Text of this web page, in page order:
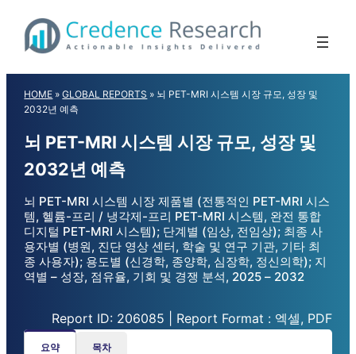
content
HOME »GLOBAL REPORTS » 뇌 PET-MRI 시스템 시장 규모, 성장 및
2032년 예측
뇌 PET-MRI 시스템 시장 규모, 성장 및
2032년 예측
뇌 PET-MRI 시스템 시장 제품별 (전통적인 PET-MRI 시스
템, 헬륨-프리 / 냉각제-프리 PET-MRI 시스템, 완전 통합
디지털 PET-MRI 시스템); 단계별 (임상, 전임상); 최종 사
용자별 (병원, 진단 영상 센터, 학술 및 연구 기관, 기타 최
종 사용자); 용도별 (신경학, 종양학, 심장학, 정신의학); 지
역별 – 성장, 점유율, 기회 및 경쟁 분석, 2025 – 2032
Report ID: 206085 | Report Format : 엑셀, PDF
요약 목차